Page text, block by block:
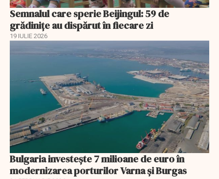
Semnalul care sperie Beijingul: 59 de
grădinițe au dispărut în fiecare zi
19 IULIE 2026
Bulgaria investește 7 milioane de euro în
modernizarea porturilor Varna și Burgas